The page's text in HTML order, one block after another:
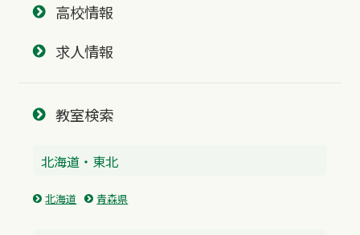
高校情報
求人情報
教室検索
北海道・東北
北海道 青森県